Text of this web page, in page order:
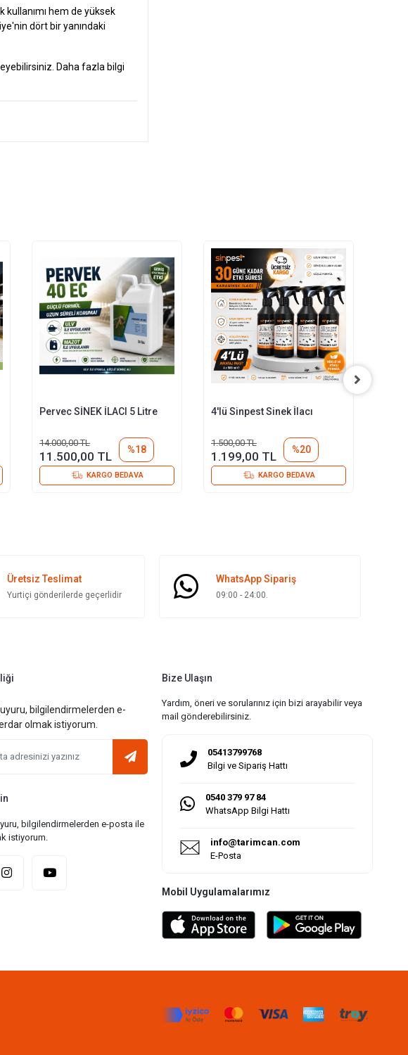
kullanımı hem de yüksek
dört bir yanındaki
Daha fazla bilgi
Pervec SİNEK İLACI 5 Litre
14.000,00 TL
11.500,00 TL %18
KARGO BEDAVA
4'lü Sinpest Sinek İlacı
1.500,00 TL
1.199,00 TL %20
KARGO BEDAVA
Üretsiz Teslimat
Yurtiçi gönderilerde geçerlidir
WhatsApp Sipariş
09:00 - 24:00.
bilgilendirmelerden e-
olmak istiyorum.
bilgilendirmelerden e-posta ile
istiyorum.
Bize Ulaşın
Yardım, öneri ve sorularınız için bizi arayabilir veya
mail gönderebilirsiniz.
05413799768
Bilgi ve Sipariş Hattı
0540 379 97 84
WhatsApp Bilgi Hattı
info@tarimcan.com
E-Posta
Mobil Uygulamalarımız